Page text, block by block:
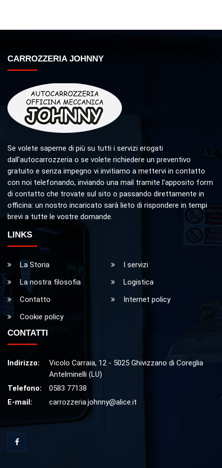
CARROZZERIA JOHNNY
Se volete saperne di più su tutti i servizi erogati
dall'autocarrozzeria o se volete richiedere un preventivo
gratuito e senza impegno vi invitiamo a mettervi in contatto
con noi telefonando, inviando una mail tramite l'apposito form
di contatto che trovate sul sito o passando direttamente in
officina: un nostro incaricato sarà lieto di rispondere in tempi
brevi a tutte le vostre domande.
LINKS
La Storia
I servizi
La nostra filosofia
Logistica
Contatto
Internet policy
Cookie policy
CONTATTI
Indirizzo:
Vicolo Carraia, 12 - 5025 Ghivizzano di Coreglia
Antelminelli (LU)
Telefono:
0583 77138
E-mail:
carrozzeria.johnny@alice.it